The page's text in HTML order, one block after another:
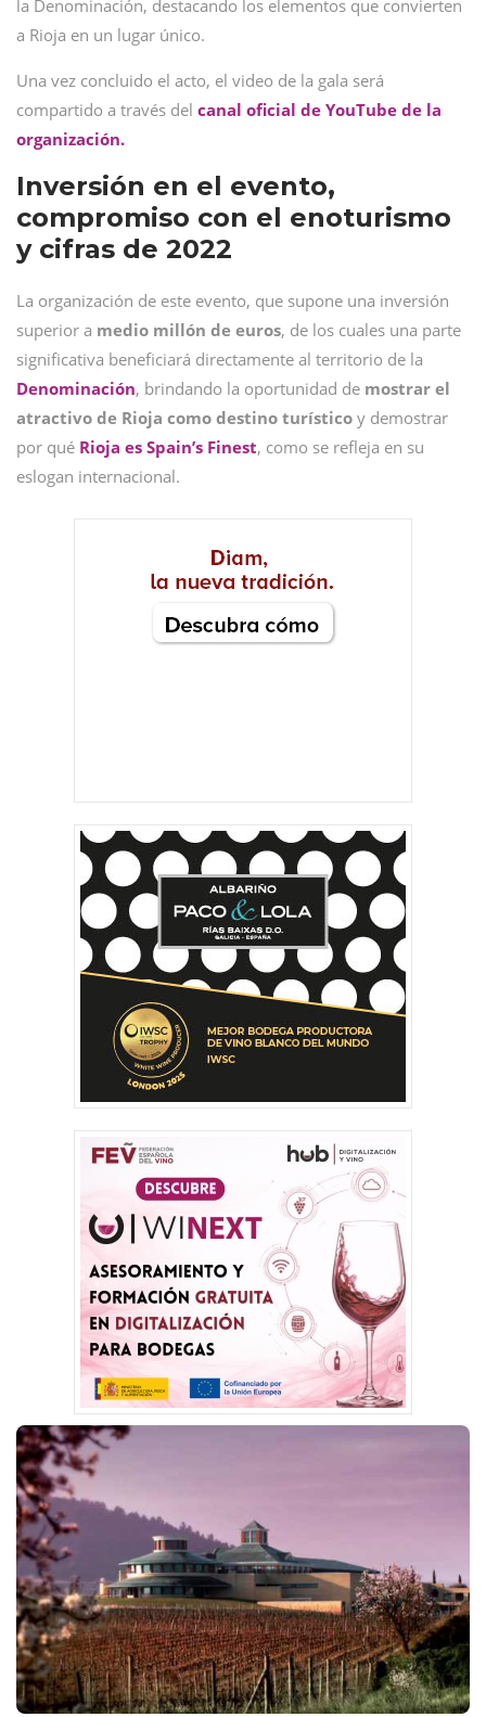
la Denominación, destacando los elementos que convierten
a Rioja en un lugar único.
Una vez concluido el acto, el video de la gala será
compartido a través del canal oficial de YouTube de la
organización.
Inversión en el evento,
compromiso con el enoturismo
y cifras de 2022
La organización de este evento, que supone una inversión
superior a medio millón de euros, de los cuales una parte
significativa beneficiará directamente al territorio de la
Denominación, brindando la oportunidad de mostrar el
atractivo de Rioja como destino turístico y demostrar
por qué Rioja es Spain’s Finest, como se refleja en su
eslogan internacional.